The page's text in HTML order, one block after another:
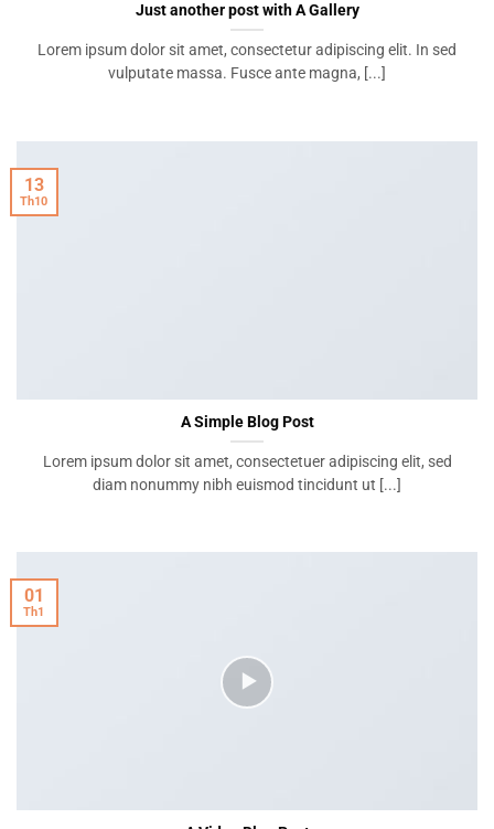
Just another post with A Gallery
Lorem ipsum dolor sit amet, consectetur adipiscing elit. In sed
vulputate massa. Fusce ante magna, [...]
A Simple Blog Post
Lorem ipsum dolor sit amet, consectetuer adipiscing elit, sed
diam nonummy nibh euismod tincidunt ut [...]
13
Th10
01
Th1